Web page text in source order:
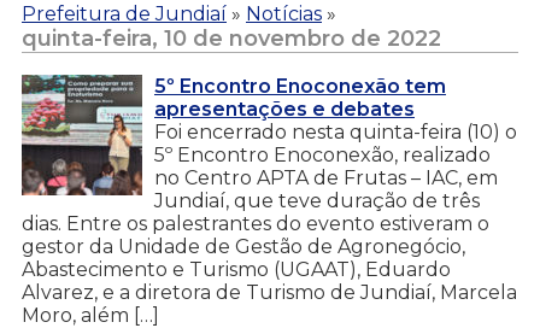
Prefeitura de Jundiaí » Notícias »
quinta-feira, 10 de novembro de 2022
5º Encontro Enoconexão tem
apresentações e debates
Foi encerrado nesta quinta-feira (10) o
5º Encontro Enoconexão, realizado
no Centro APTA de Frutas – IAC, em
Jundiaí, que teve duração de três
dias. Entre os palestrantes do evento estiveram o
gestor da Unidade de Gestão de Agronegócio,
Abastecimento e Turismo (UGAAT), Eduardo
Alvarez, e a diretora de Turismo de Jundiaí, Marcela
Moro, além […]